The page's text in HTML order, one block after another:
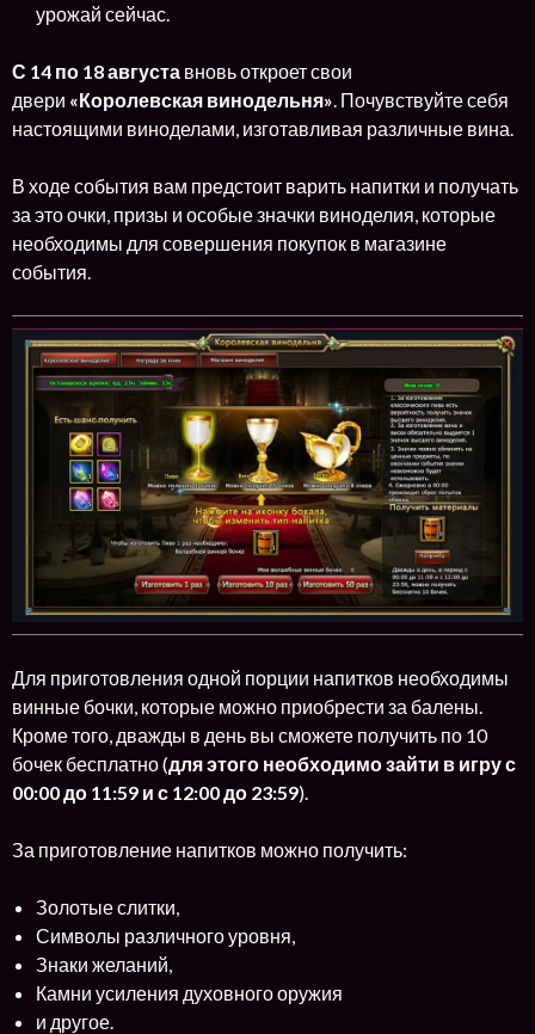
урожай сейчас.
С 14 по 18 августа вновь откроет свои
двери «Королевская винодельня» . Почувствуйте себя
настоящими виноделами, изготавливая различные вина.
В ходе события вам предстоит варить напитки и получать
за это очки, призы и особые значки виноделия, которые
необходимы для совершения покупок в магазине
события.
Для приготовления одной порции напитков необходимы
винные бочки, которые можно приобрести за балены.
Кроме того, дважды в день вы сможете получить по 10
бочек бесплатно (для этого необходимо зайти в игру с
00:00 до 11:59 и с 12:00 до 23:59).
За приготовление напитков можно получить:
Золотые слитки,
Символы различного уровня,
Знаки желаний,
Камни усиления духовного оружия
и другое.